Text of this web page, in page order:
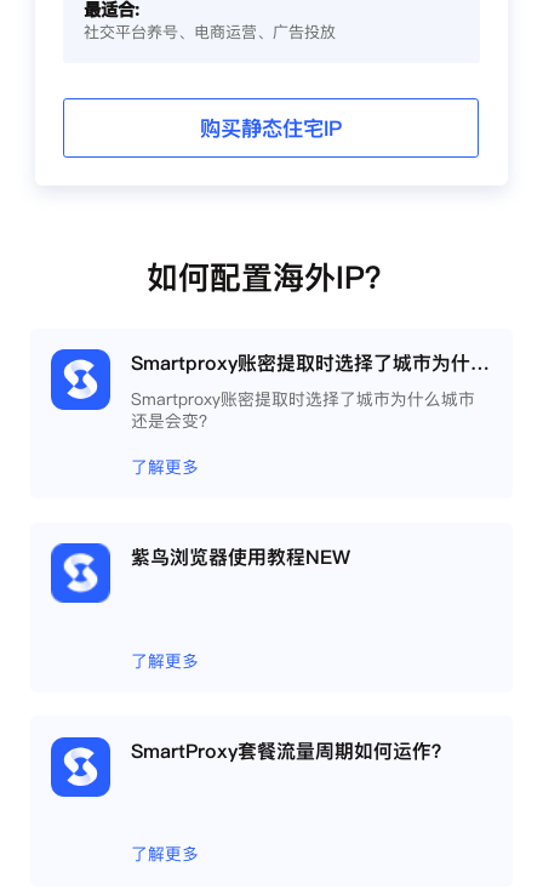
最适合:
社交平台养号、电商运营、广告投放
购买静态住宅IP
如何配置海外IP？
Smartproxy账密提取时选择了城市为什么城市还是会变？
Smartproxy账密提取时选择了城市为什么城市
还是会变？
了解更多
紫鸟浏览器使用教程NEW
了解更多
SmartProxy套餐流量周期如何运作？
了解更多